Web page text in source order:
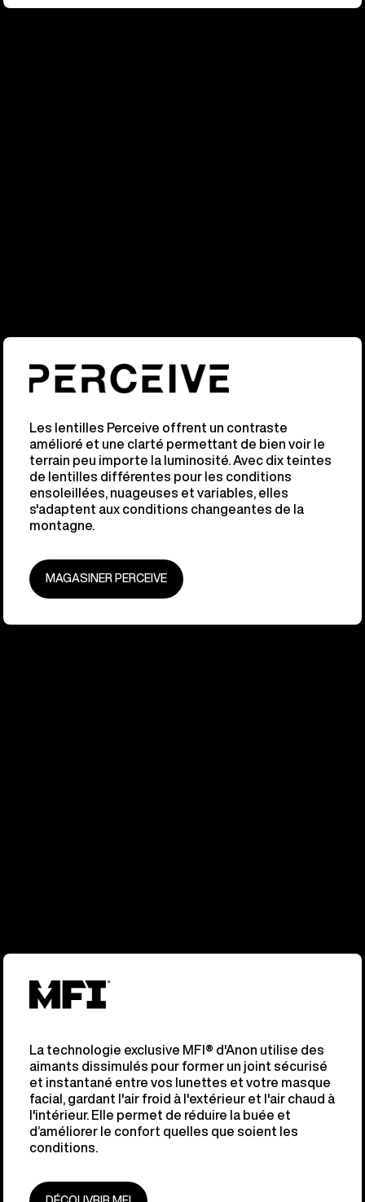
Les lentilles Perceive offrent un contraste
amélioré et une clarté permettant de bien voir le
terrain peu importe la luminosité. Avec dix teintes
de lentilles différentes pour les conditions
ensoleillées, nuageuses et variables, elles
s'adaptent aux conditions changeantes de la
montagne.
MAGASINER PERCEIVE
La technologie exclusive MFI® d'Anon utilise des
aimants dissimulés pour former un joint sécurisé
et instantané entre vos lunettes et votre masque
facial, gardant l'air froid à l'extérieur et l'air chaud à
l'intérieur. Elle permet de réduire la buée et
d’améliorer le confort quelles que soient les
conditions.